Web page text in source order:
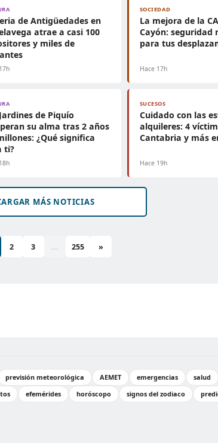
de Antigüedades en
atrae a casi 100
y miles de
SOCIEDAD
La mejora de la
Cayón: seguridad
para tus
Hace 17h
de Piquío
su alma tras 2 años
¿Qué significa
ti?
SUCESOS
Cuidado con las
alquileres: 4
Cantabria y más
Hace 19h
MÁS NOTICIAS
2 3 ... 255 »
previsión meteorológica AEMET emergencias salud
efemérides horóscopo signos del zodiaco